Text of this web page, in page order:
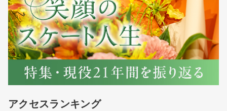
アクセスランキング